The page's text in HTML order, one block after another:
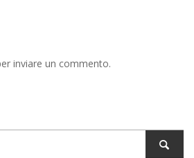
inviare un commento.